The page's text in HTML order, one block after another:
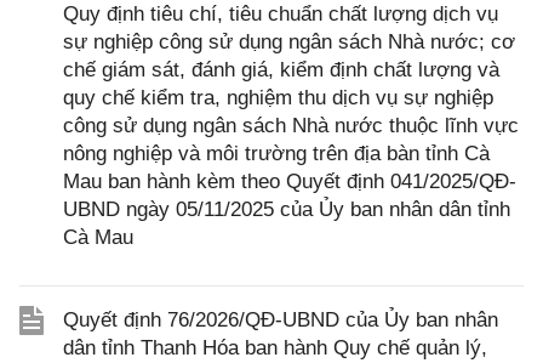
Quy định tiêu chí, tiêu chuẩn chất lượng dịch vụ
sự nghiệp công sử dụng ngân sách Nhà nước; cơ
chế giám sát, đánh giá, kiểm định chất lượng và
quy chế kiểm tra, nghiệm thu dịch vụ sự nghiệp
công sử dụng ngân sách Nhà nước thuộc lĩnh vực
nông nghiệp và môi trường trên địa bàn tỉnh Cà
Mau ban hành kèm theo Quyết định 041/2025/QĐ-
UBND ngày 05/11/2025 của Ủy ban nhân dân tỉnh
Cà Mau
Quyết định 76/2026/QĐ-UBND của Ủy ban nhân
dân tỉnh Thanh Hóa ban hành Quy chế quản lý,